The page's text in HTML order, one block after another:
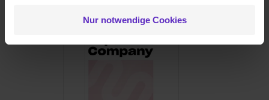
zulassen“ stimmst du dem Setzen der Cookies und der
Verwendungszwecke (ausgenommen „Notwendig“) zu. .
Nur notwendige Cookies